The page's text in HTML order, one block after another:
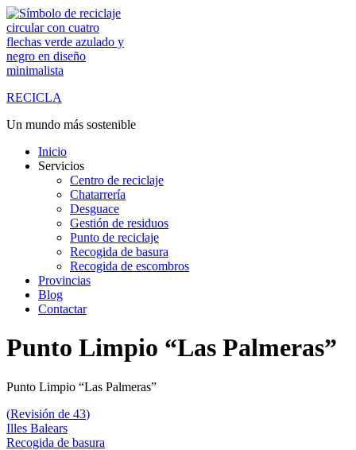
Saltar
al
contenido
RECICLA
Un mundo más sostenible
Inicio
Servicios
Centro de reciclaje
Chatarrería
Desguace
Gestión de residuos
Punto de reciclaje
Recogida de basura
Recogida de escombros
Provincias
Blog
Contactar
Punto Limpio “Las Palmeras”
Punto Limpio “Las Palmeras”
(Revisión de 43)
Illes Balears
Recogida de basura